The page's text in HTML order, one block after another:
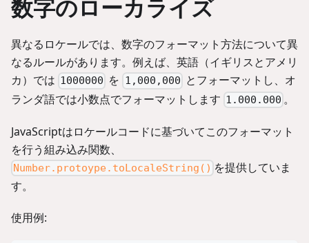
数字のローカライズ
異なるロケールでは、数字のフォーマット方法について異
なるルールがあります。例えば、英語（イギリスとアメリ
カ）では 1000000 を 1,000,000 とフォーマットし、オ
ランダ語では小数点でフォーマットします 1.000.000 。
JavaScriptはロケールコードに基づいてこのフォーマット
を行う組み込み関数、
Number.protoype.toLocaleString() を提供していま
す。
使用例: